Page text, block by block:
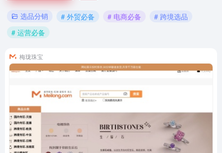
选品分销 # 外贸必备 # 电商必备
# 跨境选品
# 运营必备
梅珑珠宝